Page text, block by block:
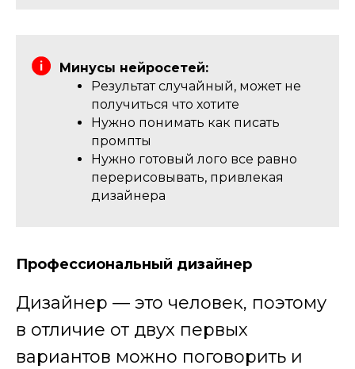
Минусы нейросетей:
Результат случайный, может не
получиться что хотите
Нужно понимать как писать
промпты
Нужно готовый лого все равно
перерисовывать, привлекая
дизайнера
Профессиональный дизайнер
Дизайнер — это человек, поэтому
в отличие от двух первых
вариантов можно поговорить и